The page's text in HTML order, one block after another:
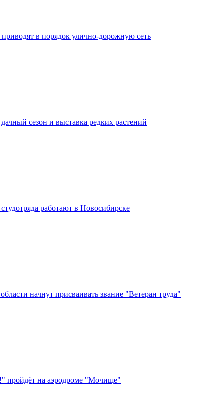
в порядок улично‑дорожную сеть
сезон и выставка редких растений
работают в Новосибирске
начнут присваивать звание "Ветеран труда"
на аэродроме "Мочище"